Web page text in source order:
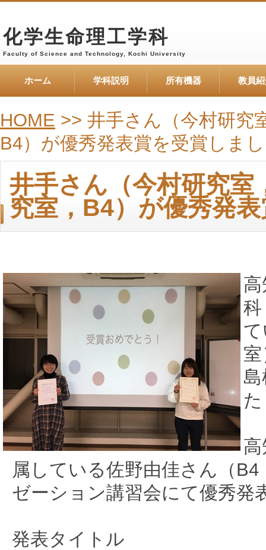
化学生命理工学科
Faculty of Science and Technology, Kochi University
ホーム 学科説明 所有機器 教員
HOME >> 井手さん（今村研究
B4）が優秀発表賞を受賞しま
井手さん（今村研究室
究室，B4）が優秀発
属している佐野由佳さん（
ゼーション講習会にて優秀発
発表タイトル